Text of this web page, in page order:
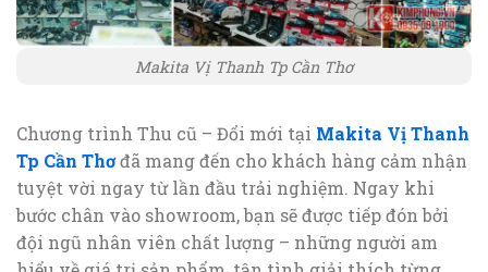
Makita Vị Thanh Tp Cần Thơ
Chương trình Thu cũ – Đổi mới tại Makita Vị Thanh
Tp Cần Thơđã mang đến cho khách hàng cảm nhận
tuyệt vời ngay từ lần đầu trải nghiệm. Ngay khi
bước chân vào showroom, bạn sẽ được tiếp đón bởi
đội ngũ nhân viên chất lượng – những người am